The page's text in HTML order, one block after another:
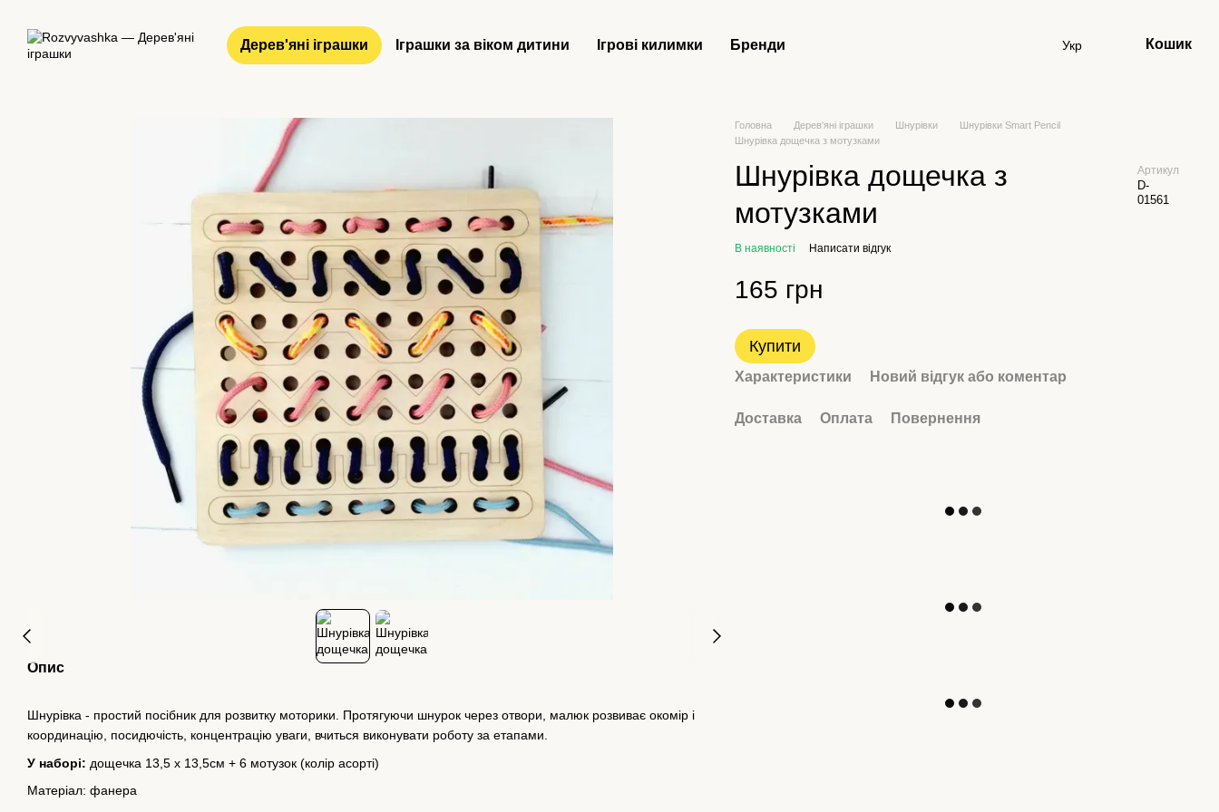
Дерев'яні іграшки Іграшки за віком дитини Ігрові килимки Бренди Укр Кошик
Опис
Шнурівка - простий посібник для розвитку моторики. Протягуючи шнурок через отвори, малюк розвиває окомір і
координацію, посидючість, концентрацію уваги, вчиться виконувати роботу за етапами.
У наборі: дощечка 13,5 х 13,5см + 6 мотузок (колір асорті)
Матеріал: фанера
Головна Дерев'яні іграшки Шнурівки
Шнурівки Smart Pencil
Шнурівка дощечка з мотузками
Шнурівка дощечка з
мотузками
Артикул
D-
01561
В наявності Написати відгук
165 грн
Купити
Характеристики Новий відгук або коментар
Доставка Оплата Повернення